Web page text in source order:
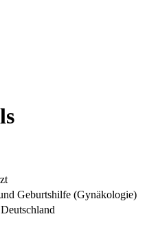
Geburtshilfe (Gynäkologie)